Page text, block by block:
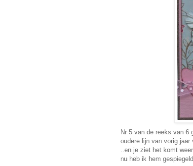
Nr 5 van de reeks van 6
oudere lijn van vorig
..en je ziet het komt
nu heb ik hem